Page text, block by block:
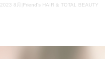
2023 8月|Friend's HAIR & TOTAL BEAUTY